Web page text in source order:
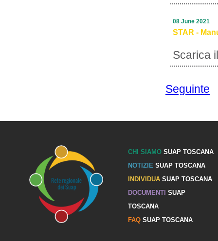
STAR -
Scarica
08 June 2021
Seguinte
CHI SIAMOSUAP TOSCANA
NOTIZIE SUAP TOSCANA
INDIVIDUASUAP TOSCANA
DOCUMENTI SUAP
TOSCANA
FAQSUAP TOSCANA